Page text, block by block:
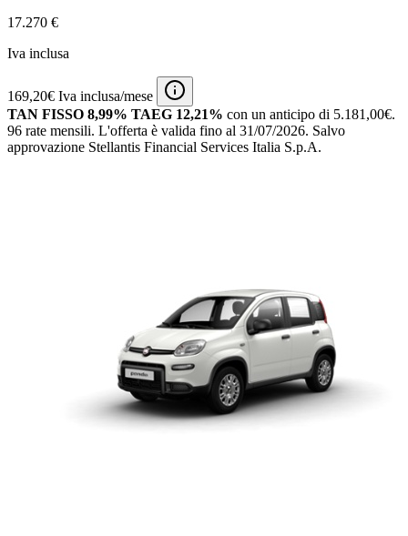
17.270 €
Iva inclusa
169,20€ Iva inclusa/mese
TAN FISSO 8,99% TAEG 12,21% con un anticipo di 5.181,00€.
96 rate mensili. L'offerta è valida fino al 31/07/2026. Salvo
approvazione Stellantis Financial Services Italia S.p.A.